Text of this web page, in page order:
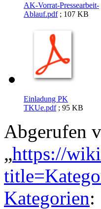
AK-Vorrat-Pressearbeit-
Ablauf.pdf; 107 KB
Einladung PK
TKUe.pdf; 95 KB
Abgerufen
„https://
Kategorien: